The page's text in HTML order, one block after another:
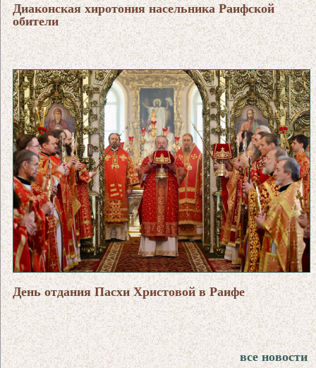
Диаконская хиротония насельника Раифской
обители
День отдания Пасхи Христовой в Раифе
все новости